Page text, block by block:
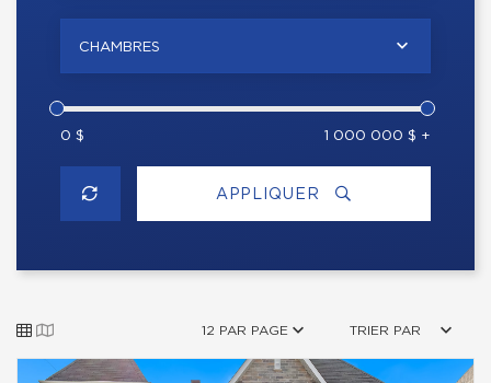
CHAMBRES
0 $ 1 000 000 $ +
APPLIQUER
12 PAR PAGE TRIER PAR